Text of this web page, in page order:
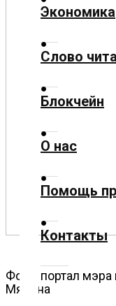
Экономика
Слово
Блокчейн
О
Экономика
Слово
Блокчейн
О нас
Помощь
Контакты
Фото: портал
Мясина